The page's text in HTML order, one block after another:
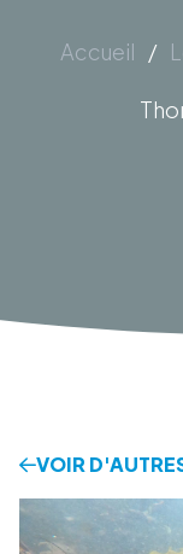
Accueil /
VOIR